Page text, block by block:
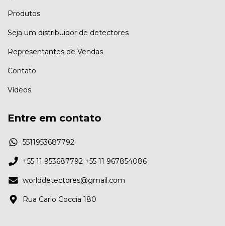
Produtos
Seja um distribuidor de detectores
Representantes de Vendas
Contato
Vídeos
Entre em contato
5511953687792
+55 11 953687792 +55 11 967854086
worlddetectores@gmail.com
Rua Carlo Coccia 180